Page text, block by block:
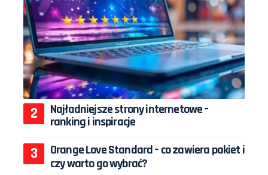
Najładniejsze strony internetowe –
ranking i inspiracje
Orange Love Standard – co zawiera pakiet i
czy warto go wybrać?